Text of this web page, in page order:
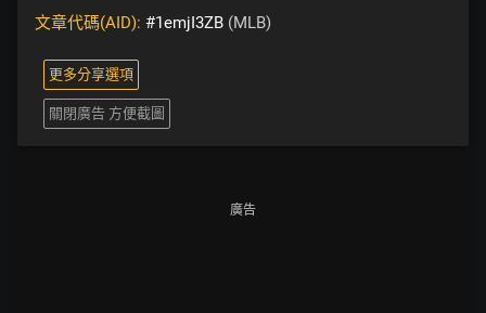
文章代碼(AID): #1emjI3ZB (MLB)
更多分享選項
關閉廣告 方便截圖
廣告